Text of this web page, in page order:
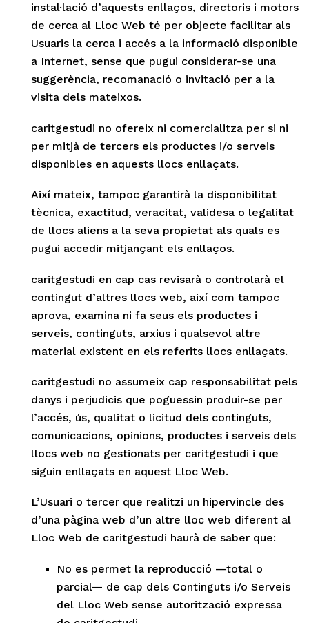
instal·lació d’aquests enllaços, directoris i motors
de cerca al Lloc Web té per objecte facilitar als
Usuaris la cerca i accés a la informació disponible
a Internet, sense que pugui considerar-se una
suggerència, recomanació o invitació per a la
visita dels mateixos.
caritgestudi no ofereix ni comercialitza per si ni
per mitjà de tercers els productes i/o serveis
disponibles en aquests llocs enllaçats.
Així mateix, tampoc garantirà la disponibilitat
tècnica, exactitud, veracitat, validesa o legalitat
de llocs aliens a la seva propietat als quals es
pugui accedir mitjançant els enllaços.
caritgestudi en cap cas revisarà o controlarà el
contingut d’altres llocs web, així com tampoc
aprova, examina ni fa seus els productes i
serveis, continguts, arxius i qualsevol altre
material existent en els referits llocs enllaçats.
caritgestudi no assumeix cap responsabilitat pels
danys i perjudicis que poguessin produir-se per
l’accés, ús, qualitat o licitud dels continguts,
comunicacions, opinions, productes i serveis dels
llocs web no gestionats per caritgestudi i que
siguin enllaçats en aquest Lloc Web.
L’Usuari o tercer que realitzi un hipervincle des
d’una pàgina web d’un altre lloc web diferent al
Lloc Web de caritgestudi haurà de saber que:
No es permet la reproducció —total o
parcial— de cap dels Continguts i/o Serveis
del Lloc Web sense autorització expressa